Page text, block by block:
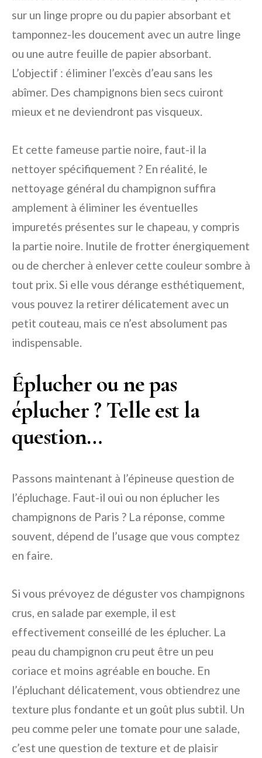
sur un linge propre ou du papier absorbant et
tamponnez-les doucement avec un autre linge
ou une autre feuille de papier absorbant.
L’objectif : éliminer l’excès d’eau sans les
abîmer. Des champignons bien secs cuiront
mieux et ne deviendront pas visqueux.
Et cette fameuse partie noire, faut-il la
nettoyer spécifiquement ? En réalité, le
nettoyage général du champignon suffira
amplement à éliminer les éventuelles
impuretés présentes sur le chapeau, y compris
la partie noire. Inutile de frotter énergiquement
ou de chercher à enlever cette couleur sombre à
tout prix. Si elle vous dérange esthétiquement,
vous pouvez la retirer délicatement avec un
petit couteau, mais ce n’est absolument pas
indispensable.
Éplucher ou ne pas
éplucher ? Telle est la
question…
Passons maintenant à l’épineuse question de
l’épluchage. Faut-il oui ou non éplucher les
champignons de Paris ? La réponse, comme
souvent, dépend de l’usage que vous comptez
en faire.
Si vous prévoyez de déguster vos champignons
crus, en salade par exemple, il est
effectivement conseillé de les éplucher. La
peau du champignon cru peut être un peu
coriace et moins agréable en bouche. En
l’épluchant délicatement, vous obtiendrez une
texture plus fondante et un goût plus subtil. Un
peu comme peler une tomate pour une salade,
c’est une question de texture et de plaisir